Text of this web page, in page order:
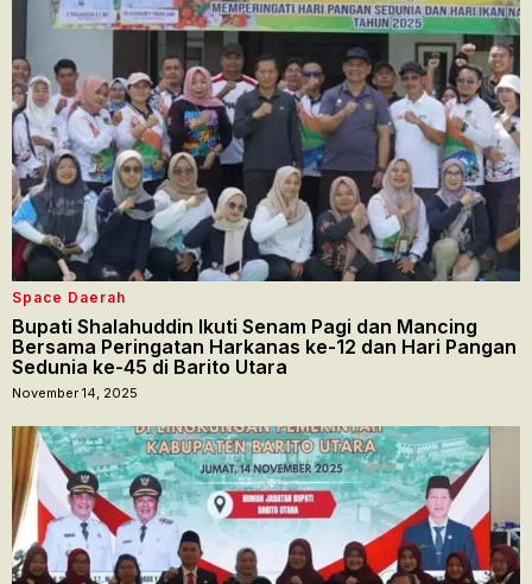
Space Daerah
Bupati Shalahuddin Ikuti Senam Pagi dan Mancing
Bersama Peringatan Harkanas ke-12 dan Hari Pangan
Sedunia ke-45 di Barito Utara
November 14, 2025